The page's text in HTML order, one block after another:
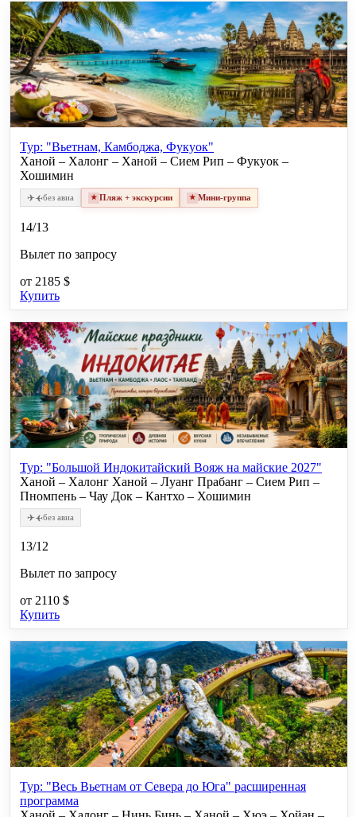
Тур: "Вьетнам, Камбоджа, Фукуок"
Ханой – Халонг – Ханой – Сием Рип – Фукуок –
Хошимин
✈✈без авиа Пляж + экскурсии Мини-группа
14/13
Вылет по запросу
от 2185 $
Купить
Тур: "Большой Индокитайский Вояж на майские 2027"
Ханой – Халонг Ханой – Луанг Прабанг – Сием Рип –
Пномпень – Чау Док – Кантхо – Хошимин
✈✈без авиа
13/12
Вылет по запросу
от 2110 $
Купить
Тур: "Весь Вьетнам от Севера до Юга" расширенная
программа